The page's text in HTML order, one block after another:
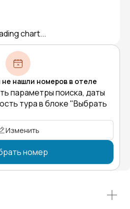
chart...
нашли номеров в отеле
параметры поиска, даты
тура в блоке "Выбрать
Изменить
номер